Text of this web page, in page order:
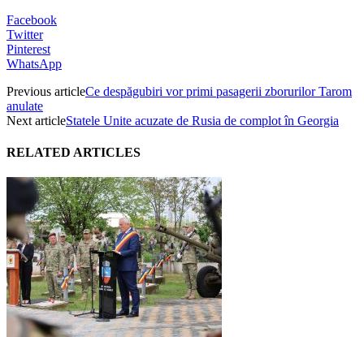
Facebook
Twitter
Pinterest
WhatsApp
Previous articleCe despăgubiri vor primi pasagerii zborurilor Tarom
anulate
Next articleStatele Unite acuzate de Rusia de complot în Georgia
RELATED ARTICLES